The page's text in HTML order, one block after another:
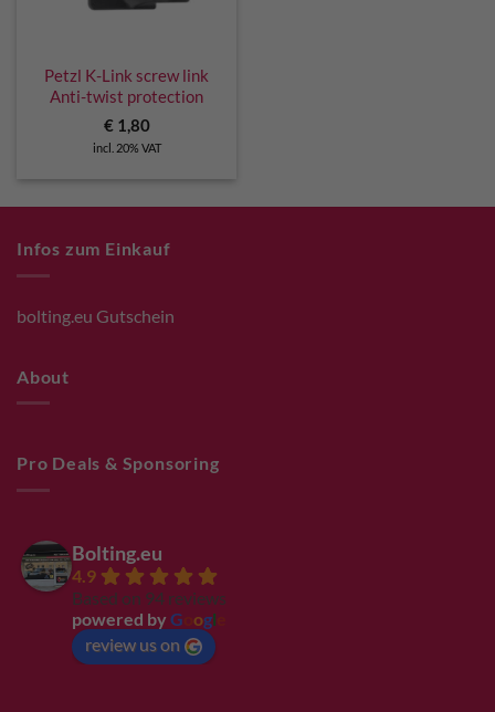
Petzl K-Link screw link
Anti-twist protection
€1,80
incl. 20% VAT
Infos zum Einkauf
bolting.eu Gutschein
About
Pro Deals & Sponsoring
Bolting.eu
4.9
Based on 94 reviews
powered by G ogl
review us on